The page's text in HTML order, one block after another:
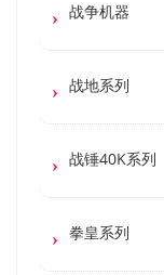
战争机器
战地系列
战锤40K系列
拳皇系列